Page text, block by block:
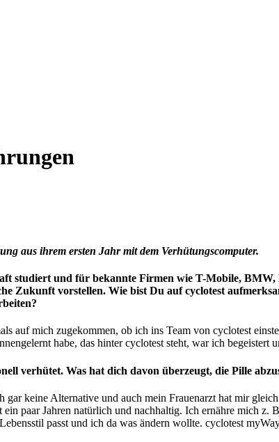
aus ihrem ersten Jahr mit dem Verhütungscomputer.
studiert und für bekannte Firmen wie T-Mobile,
Zukunft vorstellen. Wie bist Du auf cyclotest
auf mich zugekommen, ob ich ins Team von cyclotest
habe, das hinter cyclotest steht, war ich begeistert
verhütet. Was hat dich davon überzeugt, die Pille
gar keine Alternative und auch mein Frauenarzt hat mir
paar Jahren natürlich und nachhaltig. Ich ernähre mich
passt und ich da was ändern wollte. cyclotest